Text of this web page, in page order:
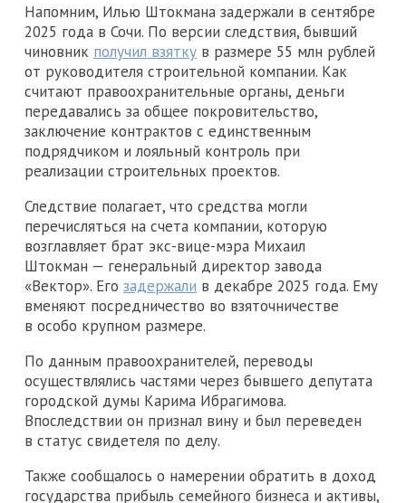
Напомним, Илью Штокмана задержали в сентябре
2025 года в Сочи. По версии следствия, бывший
чиновник получил взятку в размере 55 млн рублей
от руководителя строительной компании. Как
считают правоохранительные органы, деньги
передавались за общее покровительство,
заключение контрактов с единственным
подрядчиком и лояльный контроль при
реализации строительных проектов.
Следствие полагает, что средства могли
перечисляться на счета компании, которую
возглавляет брат экс-вице-мэра Михаил
Штокман — генеральный директор завода
«Вектор». Его задержали в декабре 2025 года. Ему
вменяют посредничество во взяточничестве
в особо крупном размере.
По данным правоохранителей, переводы
осуществлялись частями через бывшего депутата
городской думы Карима Ибрагимова.
Впоследствии он признал вину и был переведен
в статус свидетеля по делу.
Также сообщалось о намерении обратить в доход
государства прибыль семейного бизнеса и активы,